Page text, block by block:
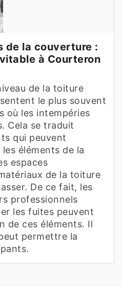
de la couverture :
à Courteron
de la toiture
le plus souvent
où les intempéries
Cela se traduit
qui peuvent
éléments de la
espaces
de la toiture
De ce fait, les
professionnels
les fuites peuvent
de ces éléments. Il
permettre la